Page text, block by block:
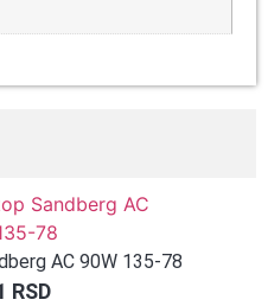
AC 90W 135-78
RSD